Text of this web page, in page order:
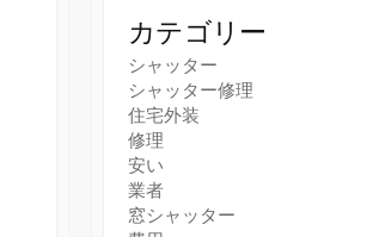
カテゴリー
シャッター
シャッター修理
住宅外装
修理
安い
業者
窓シャッター